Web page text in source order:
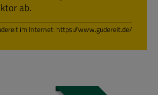
ab.
im Internet: https://www.gudereit.de/